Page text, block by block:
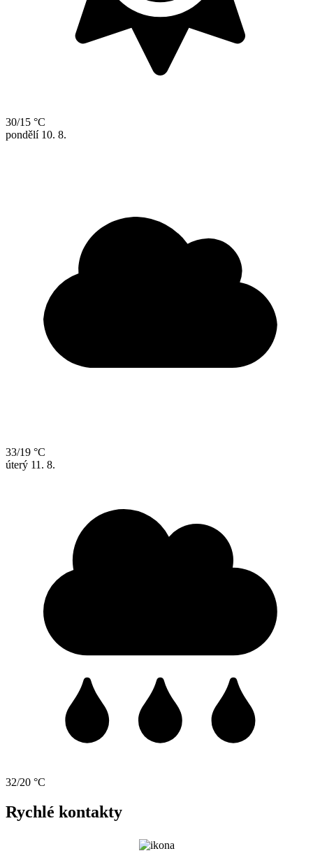
30/15 °C
pondělí 10. 8.
33/19 °C
úterý 11. 8.
32/20 °C
Rychlé kontakty